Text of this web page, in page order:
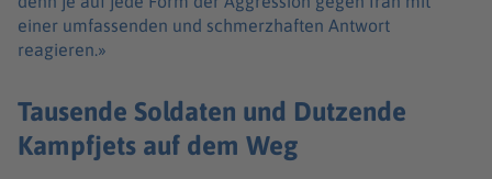
einer umfassenden und schmerzhaften Antwort
reagieren.»
Tausende Soldaten und Dutzende
Kampfjets auf dem Weg